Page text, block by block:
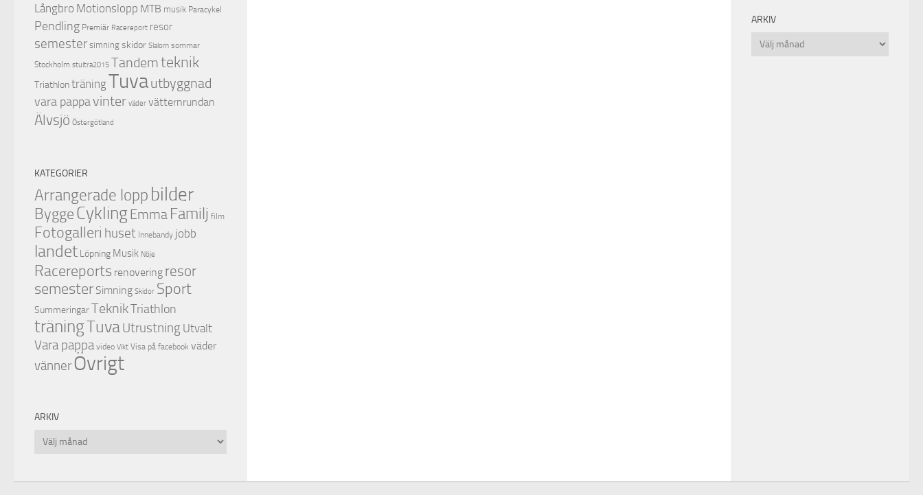
Långbro Motionslopp MTB musik Paracykel
Pendling Premiär Racereport resor
semester simning skidor Slalom sommar
Stockholm stultra2015 Tandemteknik
TriathlonträningTuvautbyggnad
vara pappavinter väder vätternrundan
Älvsjö Östergötland
KATEGORIER
Arrangerade lopp bilder
ByggeCyklingEmma Familj film
Fotogalleri huset Innebandy jobb
landet Löpning Musik Nöje
Racereports renovering resor
semester Simning Skidor Sport
SummeringarTeknikTriathlon
träningTuvaUtrustning Utvalt
Vara pappa video Vikt Visa på facebook väder
vännerÖvrigt
ARKIV
Arkiv
ARKIV
Arkiv